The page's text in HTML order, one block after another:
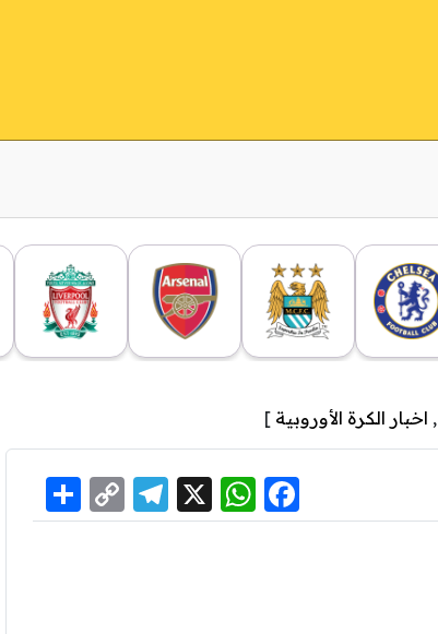
, اخبار الكرة الأوروبية ]
Facebook
WhatsApp
X
Telegram
Copy
Link